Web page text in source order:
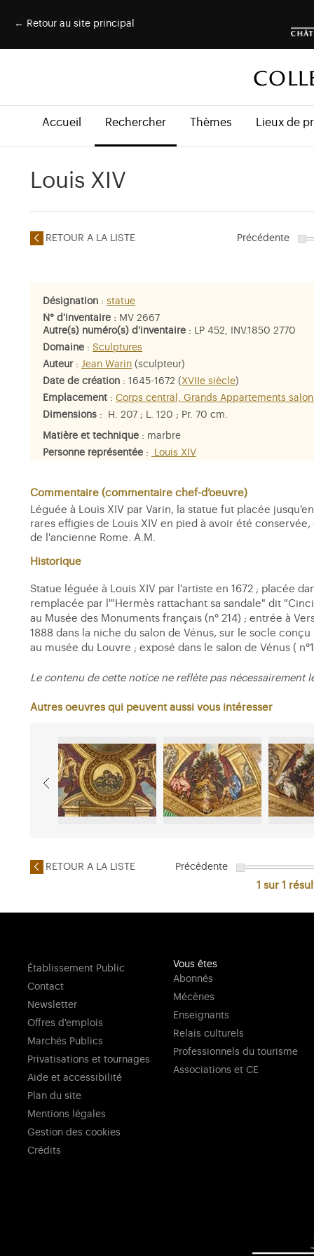
← Retour au site principal
Accueil Rechercher Thèmes Lieux de
Louis XIV
RETOUR A LA LISTE Précédente
Désignation : statue
N° d'inventaire : MV 2667
Autre(s) numéro(s) d'inventaire : LP 452, INV.1850 2770
Domaine : Sculptures
Auteur: Jean Warin (sculpteur)
Date de création : 1645-1672 ( XVIIe siècle)
Emplacement : Corps central, Grands Appartements
Dimensions : H. 207 ; L. 120 ; Pr. 70 cm.
Matière et technique : marbre
Personne représentée : Louis XIV
Commentaire (commentaire chef-d’oeuvre)
Léguée à Louis XIV par Varin, la statue fut placée
rares effigies de Louis XIV en pied à avoir été
de l'ancienne Rome. A.M.
Historique
Statue léguée à Louis XIV par l'artiste en 1672 ; placée
remplacée par l'"Hermès rattachant sa sandale" dit
au Musée des Monuments français (n° 214) ; entrée à
1888 dans la niche du salon de Vénus, sur le socle
au musée du Louvre ; exposé dans le salon de Vénus (
Le contenu de cette notice ne reflète pas nécessairement
Autres oeuvres qui peuvent aussi vous intéresser
RETOUR A LA LISTE Précédente
1 sur 1
Établissement Public
Contact
Newsletter
Offres d'emplois
Marchés Publics
Privatisations et tournages
Aide et accessibilité
Plan du site
Mentions légales
Gestion des cookies
Crédits
Vous êtes
Abonnés
Mécènes
Enseignants
Relais culturels
Professionnels du tourisme
Associations et CE